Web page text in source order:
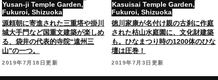
Yusan-ji Temple Garden,
Fukuroi, Shizuoka
源頼朝に寄進された三重塔や掛川
城大手門など国重文建築が楽しめ
る、袋井の代表的寺院“遠州三
山”の一つ。
2019年7月18日更新
Kasuisai Temple Garden,
Fukuroi, Shizuoka
徳川家康が名付け親の古刹に作庭
された枯山水庭園に、文化財建築
も。ひなまつり時の1200体のひな
壇は圧巻！
2019年7月3日更新